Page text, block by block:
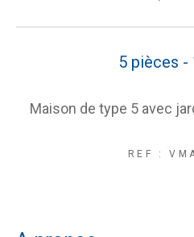
5 pièces -
Maison de type 5 avec
REF :